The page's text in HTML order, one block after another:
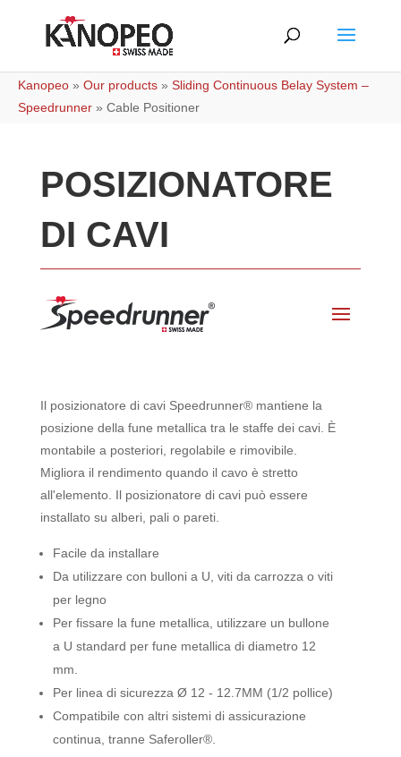
Kanopeo » Our products » Sliding Continuous Belay System –
Speedrunner » Cable Positioner
POSIZIONATORE
DI CAVI
Il posizionatore di cavi Speedrunner® mantiene la
posizione della fune metallica tra le staffe dei cavi. È
montabile a posteriori, regolabile e rimovibile.
Migliora il rendimento quando il cavo è stretto
all'elemento. Il posizionatore di cavi può essere
installato su alberi, pali o pareti.
Facile da installare
Da utilizzare con bulloni a U, viti da carrozza o viti
per legno
Per fissare la fune metallica, utilizzare un bullone
a U standard per fune metallica di diametro 12
mm.
Per linea di sicurezza Ø 12 - 12.7MM (1/2 pollice)
Compatibile con altri sistemi di assicurazione
continua, tranne Saferoller®.